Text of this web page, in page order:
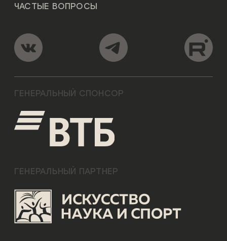
ГЕНЕРАЛЬНЫЙ СПОНСОР
ГЕНЕРАЛЬНЫЙ ПАРТНЕР
ЧАСТЫЕ ВОПРОСЫ